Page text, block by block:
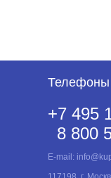
Телефоны
+7 495
8 800
E-mail: